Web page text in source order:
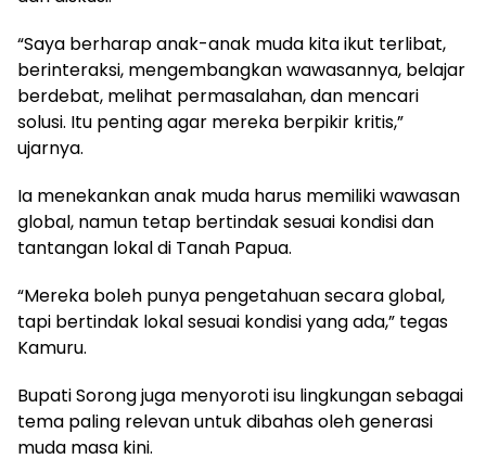
“Saya berharap anak-anak muda kita ikut terlibat,
berinteraksi, mengembangkan wawasannya, belajar
berdebat, melihat permasalahan, dan mencari
solusi. Itu penting agar mereka berpikir kritis,”
ujarnya.
Ia menekankan anak muda harus memiliki wawasan
global, namun tetap bertindak sesuai kondisi dan
tantangan lokal di Tanah Papua.
“Mereka boleh punya pengetahuan secara global,
tapi bertindak lokal sesuai kondisi yang ada,” tegas
Kamuru.
Bupati Sorong juga menyoroti isu lingkungan sebagai
tema paling relevan untuk dibahas oleh generasi
muda masa kini.